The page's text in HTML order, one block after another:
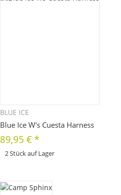
BLUE ICE
Blue Ice W's Cuesta Harness
89,95 € *
2 Stück auf Lager